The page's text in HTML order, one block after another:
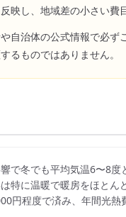
映し、地域差の小さい費
自治体の公式情報で必
るものではありません。
で冬でも平均気温6〜8
特に温暖で暖房をほと
円程度で済み、年間光熱